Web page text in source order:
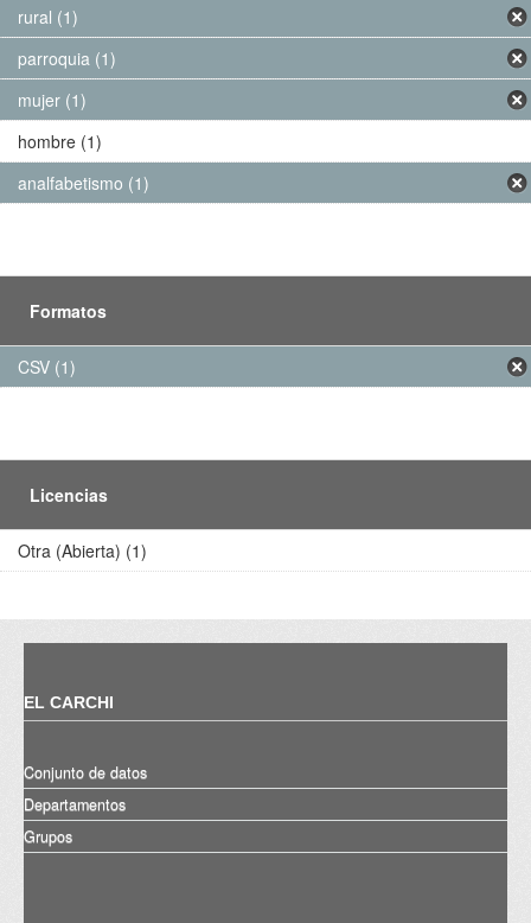
rural (1)
parroquia (1)
mujer (1)
hombre (1)
analfabetismo (1)
Formatos
CSV (1)
Licencias
Otra (Abierta) (1)
EL CARCHI
Conjunto de datos
Departamentos
Grupos